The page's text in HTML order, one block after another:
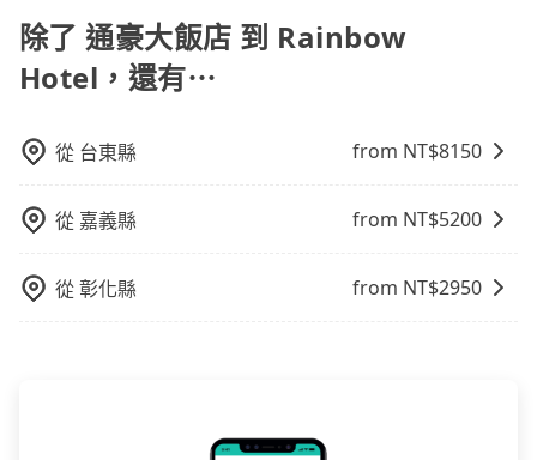
的行程。另外，目前旅步只提供接送服務，暫不提供代
訂住宿服務。
除了 通豪大飯店 到 Rainbow
Hotel，還有⋯
從 台東縣 from NT$8150
從 嘉義縣 from NT$5200
從彰化縣 from NT$2950